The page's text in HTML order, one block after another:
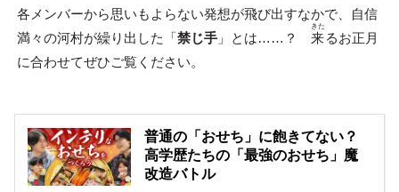
各メンバーから思いもよらない発想が飛び出すなかで、自信
満々の河村が繰り出した「禁じ手」とは……？ 来
きた
るお正月
に合わせてぜひご覧ください。
普通の「おせち」に飽きてない？
高学歴たちの「最強のおせち」魔
改造バトル